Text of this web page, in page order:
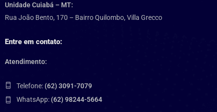
Unidade Cuiabá – MT:
Rua João Bento, 170 – Bairro Quilombo, Villa Grecco
Entre em contato:
Atendimento:
Telefone: (62) 3091-7079
WhatsApp: (62) 98244-5664